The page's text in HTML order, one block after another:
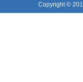
Copyright ©